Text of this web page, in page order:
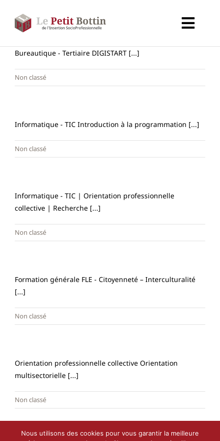
contenu
Accueil
Types d’organismes
Secteurs
À propos de CALIF
Bureautique - Tertiaire DIGISTART [...]
Non classé
Informatique - TIC Introduction à la programmation [...]
Non classé
Informatique - TIC | Orientation professionnelle
collective | Recherche [...]
Non classé
Formation générale FLE - Citoyenneté – Interculturalité
[...]
Non classé
Orientation professionnelle collective Orientation
multisectorielle [...]
Non classé
Nous utilisons des cookies pour vous garantir la meilleure